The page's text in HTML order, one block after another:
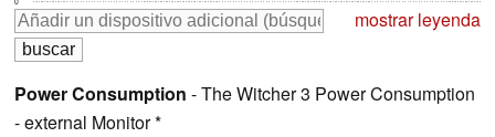
mostrar leyenda
Power Consumption - The Witcher 3 Power Consumption
- external Monitor *